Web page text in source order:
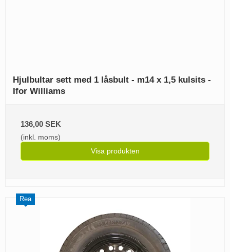
Hjulbultar sett med 1 låsbult - m14 x 1,5 kulsits -
Ifor Williams
136,00 SEK
(inkl. moms)
Visa produkten
Rea